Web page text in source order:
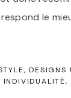
le
DESIGNS
INDIVIDUALITÉ